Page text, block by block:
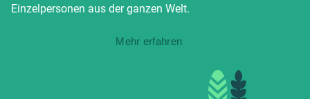
Einzelpersonen aus der ganzen Welt.
Mehr erfahren